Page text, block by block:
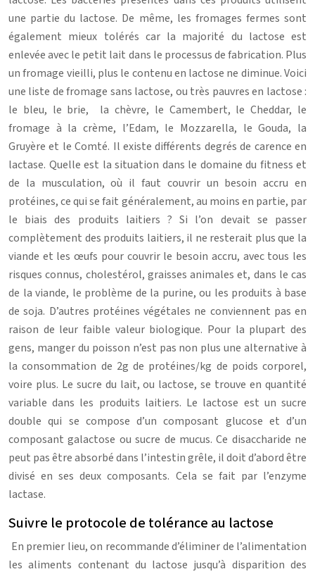
une partie du lactose. De même, les fromages fermes sont
également mieux tolérés car la majorité du lactose est
enlevée avec le petit lait dans le processus de fabrication. Plus
un fromage vieilli, plus le contenu en lactose ne diminue. Voici
une liste de fromage sans lactose, ou très pauvres en lactose :
le bleu, le brie, la chèvre, le Camembert, le Cheddar, le
fromage à la crème, l’Edam, le Mozzarella, le Gouda, la
Gruyère et le Comté. Il existe différents degrés de carence en
lactase. Quelle est la situation dans le domaine du fitness et
de la musculation, où il faut couvrir un besoin accru en
protéines, ce qui se fait généralement, au moins en partie, par
le biais des produits laitiers ? Si l’on devait se passer
complètement des produits laitiers, il ne resterait plus que la
viande et les œufs pour couvrir le besoin accru, avec tous les
risques connus, cholestérol, graisses animales et, dans le cas
de la viande, le problème de la purine, ou les produits à base
de soja. D’autres protéines végétales ne conviennent pas en
raison de leur faible valeur biologique. Pour la plupart des
gens, manger du poisson n’est pas non plus une alternative à
la consommation de 2g de protéines/kg de poids corporel,
voire plus. Le sucre du lait, ou lactose, se trouve en quantité
variable dans les produits laitiers. Le lactose est un sucre
double qui se compose d’un composant glucose et d’un
composant galactose ou sucre de mucus. Ce disaccharide ne
peut pas être absorbé dans l’intestin grêle, il doit d’abord être
divisé en ses deux composants. Cela se fait par l’enzyme
lactase.
Suivre le protocole de tolérance au lactose
En premier lieu, on recommande d’éliminer de l’alimentation
les aliments contenant du lactose jusqu’à disparition des